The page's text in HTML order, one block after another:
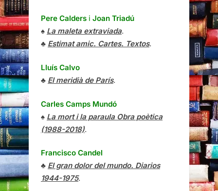
Pere Calders i Joan Triadú
♠ La maleta extraviada.
♣ Estimat amic. Cartes. Textos.
Lluís Calvo
♣ El meridià de París.
Carles Camps Mundó
♠ La mort i la paraula Obra poètica
(1988-2018).
Francisco Candel
♣ El gran dolor del mundo. Diarios
1944-1975.